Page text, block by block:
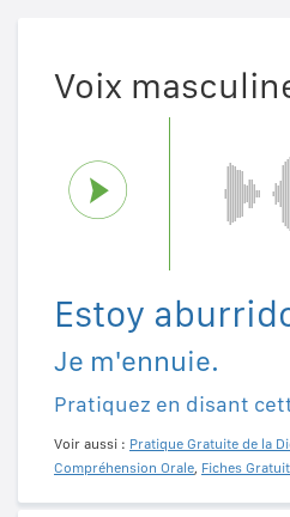
Voix
Estoy
Je m'ennuie.
Pratiquez en disant
Voir aussi : Pratique Gratuite de la
Compréhension Orale, Fiches